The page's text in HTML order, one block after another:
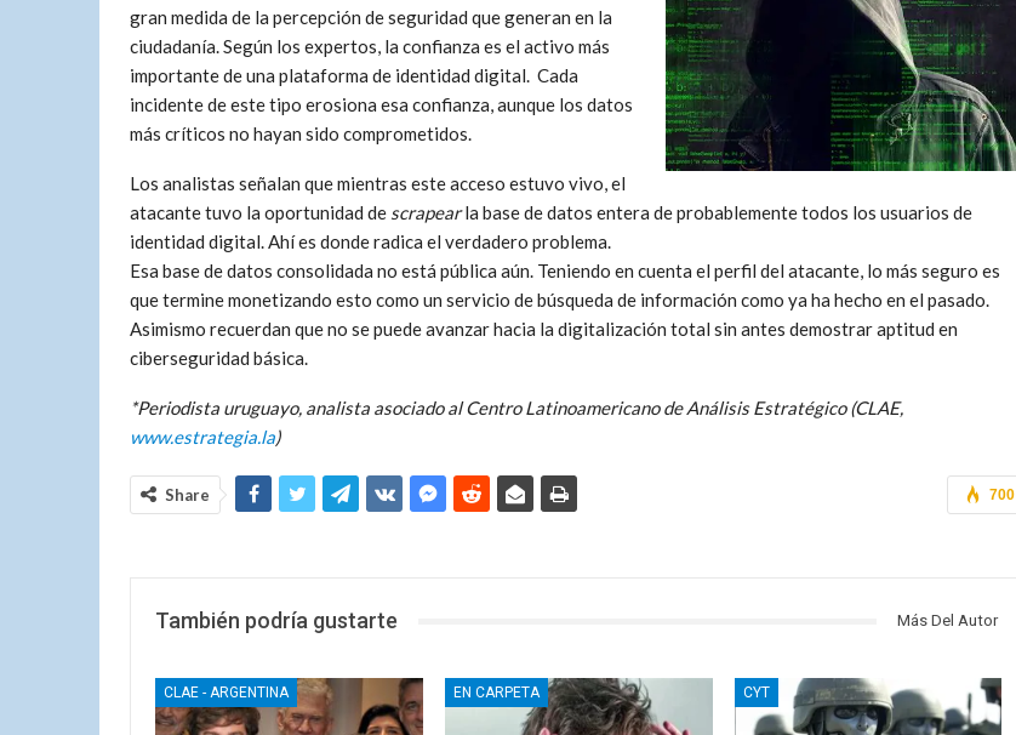
gran medida de la percepción de seguridad que generan en la
ciudadanía. Según los expertos, la confianza es el activo más
importante de una plataforma de identidad digital. Cada
incidente de este tipo erosiona esa confianza, aunque los datos
más críticos no hayan sido comprometidos.
Los analistas señalan que mientras este acceso estuvo vivo, el
atacante tuvo la oportunidad de scrapearla base de datos entera de probablemente todos los usuarios de
identidad digital. Ahí es donde radica el verdadero problema.
Esa base de datos consolidada no está pública aún. Teniendo en cuenta el perfil del atacante, lo más seguro es
que termine monetizando esto como un servicio de búsqueda de información como ya ha hecho en el pasado.
Asimismo recuerdan ​que no se puede avanzar hacia la digitalización total sin antes demostrar aptitud en
ciberseguridad básica.
*Periodista uruguayo, analista asociado al Centro Latinoamericano de Análisis Estratégico (CLAE,
www.estrategia.la)
700
Share
También podría gustarte Más Del Autor
CLAE - ARGENTINA EN CARPETA CYT